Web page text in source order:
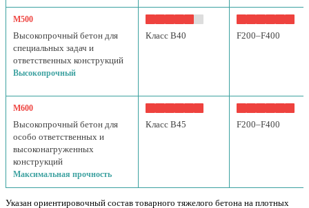
М500
Высокопрочный бетон для
специальных задач и
ответственных конструкций
Высокопрочный
Класс B40 F200–F400
М600
Высокопрочный бетон для
особо ответственных и
высоконагруженных
конструкций
Максимальная прочность
Класс B45 F200–F400
Указан ориентировочный состав товарного тяжелого бетона на плотных